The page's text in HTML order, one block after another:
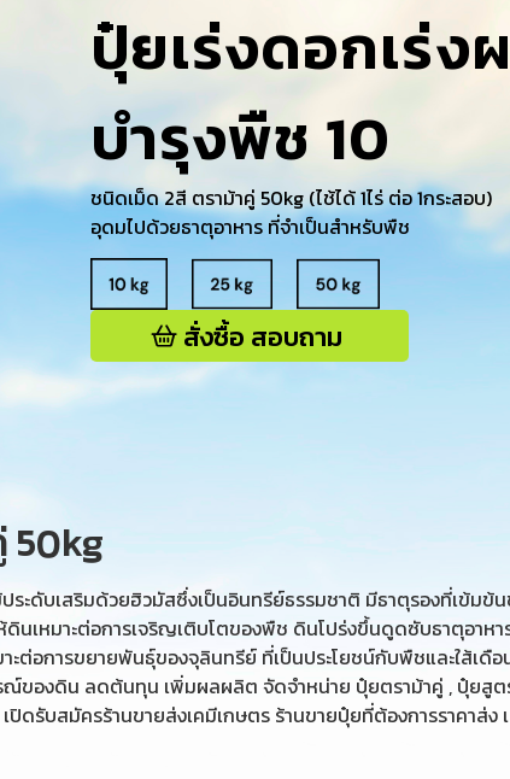
ปุ๋ยเร่งดอกเร่ง
บำรุงพืช 10
ชนิดเม็ด 2สี ตราม้าคู่ 50kg (ไช้ได้ 1ไร่ ต่อ 1กระสอบ)
อุดมไปด้วยธาตุอาหาร ที่จำเป็นสำหรับพืช
สั่งซื้อ สอบถาม
50kg
ะดับเสริมด้วยฮิวมัสซึ่งเป็นอินทรีย์ธรรมชาติ มีธาตุรองที่เข้มข้น
หมาะต่อการเจริญเติบโตของพืช ดินโปร่งขึ้นดูดซับธาตุอาหา
ต่อการขยายพันธุ์ของจุลินทรีย์ ที่เป็นประโยชน์กับพืชและใส้เดื
ของดิน ลดต้นทุน เพิ่มผลผลิต จัดจำหน่าย ปุ๋ยตราม้าคู่ , ปุ๋ยสูตร
ดรับสมัครร้านขายส่งเคมีเกษตร ร้านขายปุ๋ยที่ต้องการราคาส่ง